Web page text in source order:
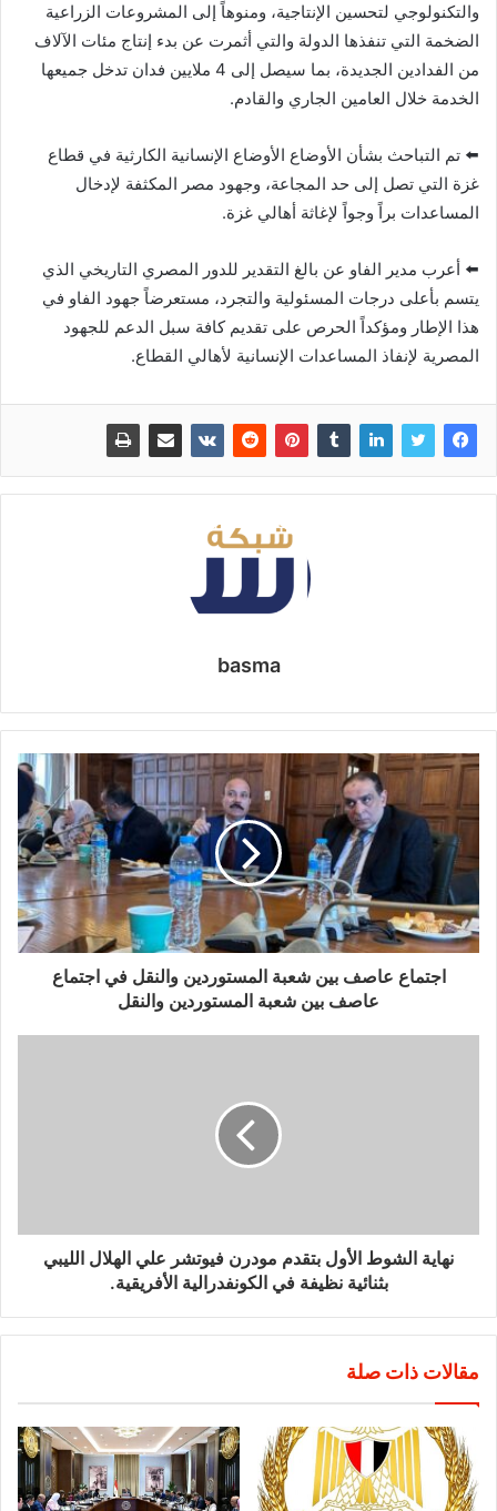
والتكنولوجي لتحسين الإنتاجية، ومنوهاً إلى المشروعات الزراعية
الضخمة التي تنفذها الدولة والتي أثمرت عن بدء إنتاج مئات الآلاف
من الفدادين الجديدة، بما سيصل إلى 4 ملايين فدان تدخل جميعها
الخدمة خلال العامين الجاري والقادم.
⬅️ تم التباحث بشأن الأوضاع الأوضاع الإنسانية الكارثية في قطاع
غزة التي تصل إلى حد المجاعة، وجهود مصر المكثفة لإدخال
المساعدات براً وجواً لإغاثة أهالي غزة.
⬅️ أعرب مدير الفاو عن بالغ التقدير للدور المصري التاريخي الذي
يتسم بأعلى درجات المسئولية والتجرد، مستعرضاً جهود الفاو في
هذا الإطار ومؤكداً الحرص على تقديم كافة سبل الدعم للجهود
المصرية لإنفاذ المساعدات الإنسانية لأهالي القطاع.
basma
اجتماع عاصف بين شعبة المستوردين والنقل في اجتماع
عاصف بين شعبة المستوردين والنقل
نهاية الشوط الأول بتقدم مودرن فيوتشر علي الهلال الليبي
بثنائية نظيفة في الكونفدرالية الأفريقية.
مقالات ذات صلة